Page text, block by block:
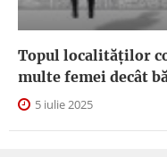
Topul localităților
multe femei decât
5 iulie 2025